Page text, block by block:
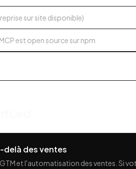
sur site disponible)
est open source sur npm
delà des ventes
et l'automatisation des ventes. Si